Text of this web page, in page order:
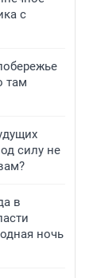
с
там
силу не
в
ночь